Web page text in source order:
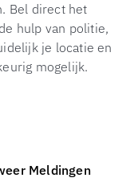
Bel direct het
hulp van politie,
je locatie en
mogelijk.
Meldingen